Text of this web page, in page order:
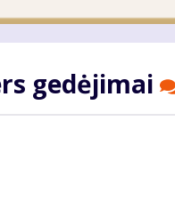
ge­dė­ji­mai